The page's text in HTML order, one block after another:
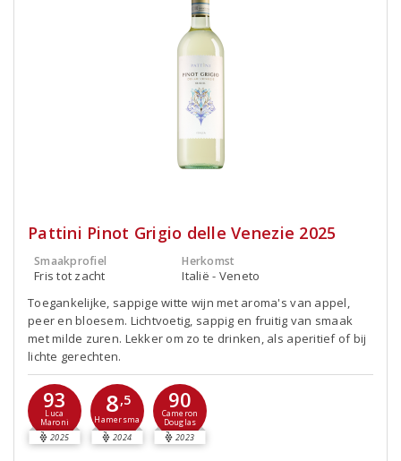
Pattini Pinot Grigio delle Venezie 2025
Smaakprofiel
Fris tot zacht
Herkomst
Italië - Veneto
Toegankelijke, sappige witte wijn met aroma's van appel,
peer en bloesem. Lichtvoetig, sappig en fruitig van smaak
met milde zuren. Lekker om zo te drinken, als aperitief of bij
lichte gerechten.
93
Luca
Maroni
2025
8,5
Hamersma
2024
90
Cameron
Douglas
2023